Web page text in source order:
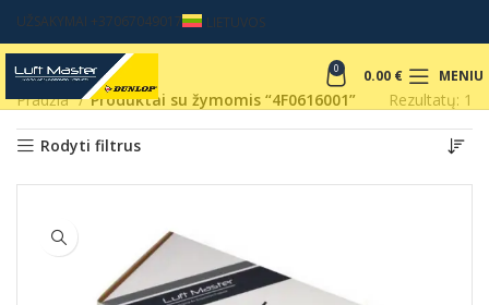
UŽSAKYMAI +37067049017 LIETUVOS
0 0.00 € MENIU
Pradžia Produktai su žymomis “4F0616001” Rezultatų: 1
Rodyti filtrus